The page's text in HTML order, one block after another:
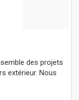
des projets
extérieur. Nous